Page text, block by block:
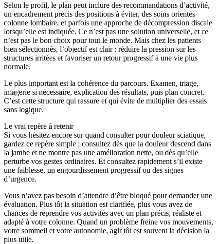
Selon le profil, le plan peut inclure des recommandations d’activité,
un encadrement précis des positions à éviter, des soins orientés
colonne lombaire, et parfois une approche de décompression discale
lorsqu’elle est indiquée. Ce n’est pas une solution universelle, et ce
n’est pas le bon choix pour tout le monde. Mais chez les patients
bien sélectionnés, l’objectif est clair : réduire la pression sur les
structures irritées et favoriser un retour progressif à une vie plus
normale.
Le plus important est la cohérence du parcours. Examen, triage,
imagerie si nécessaire, explication des résultats, puis plan concret.
C’est cette structure qui rassure et qui évite de multiplier des essais
sans logique.
Le vrai repère à retenir
Si vous hésitez encore sur quand consulter pour douleur sciatique,
gardez ce repère simple : consultez dès que la douleur descend dans
la jambe et ne montre pas une amélioration nette, ou dès qu’elle
perturbe vos gestes ordinaires. Et consultez rapidement s’il existe
une faiblesse, un engourdissement progressif ou des signes
d’urgence.
Vous n’avez pas besoin d’attendre d’être bloqué pour demander une
évaluation. Plus tôt la situation est clarifiée, plus vous avez de
chances de reprendre vos activités avec un plan précis, réaliste et
adapté à votre colonne. Quand un problème freine vos mouvements,
votre sommeil et votre autonomie, agir tôt est souvent la décision la
plus utile.